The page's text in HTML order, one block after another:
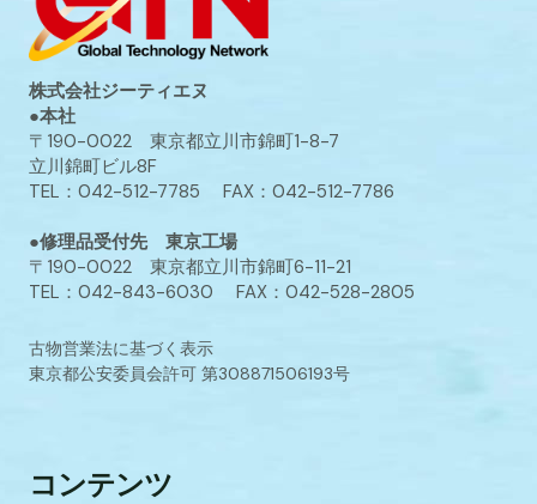
株式会社ジーティエヌ
●本社
〒190-0022 東京都立川市錦町1-8-7
立川錦町ビル8F
TEL：042-512-7785 FAX：042-512-7786
●修理品受付先 東京工場
〒190-0022 東京都立川市錦町6-11-21
TEL：042-843-6030 FAX：042-528-2805
古物営業法に基づく表示
東京都公安委員会許可 第308871506193号
コンテンツ